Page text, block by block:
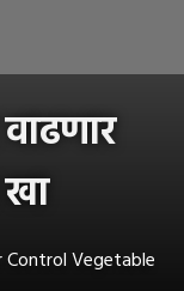
Control Vegetable